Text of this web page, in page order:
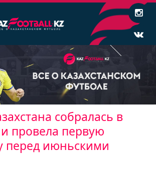
собралась в
провела первую
перед июньскими